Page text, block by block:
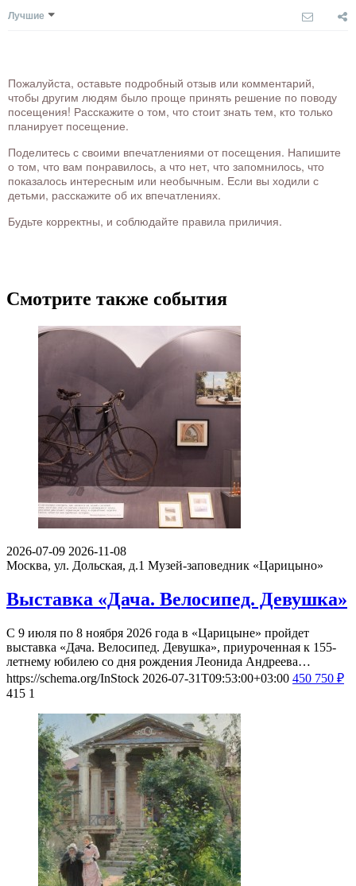
Лучшие
Пожалуйста, оставьте подробный отзыв или комментарий,
чтобы другим людям было проще принять решение по поводу
посещения! Расскажите о том, что стоит знать тем, кто только
планирует посещение.
Поделитесь с своими впечатлениями от посещения. Напишите
о том, что вам понравилось, а что нет, что запомнилось, что
показалось интересным или необычным. Если вы ходили с
детьми, расскажите об их впечатлениях.
Будьте корректны, и соблюдайте правила приличия.
Смотрите также события
2026-07-09 2026-11-08
Москва, ул. Дольская, д.1 Музей-заповедник «Царицыно»
Выставка «Дача. Велосипед. Девушка»
С 9 июля по 8 ноября 2026 года в «Царицыне» пройдет
выставка «Дача. Велосипед. Девушка», приуроченная к 155-
летнему юбилею со дня рождения Леонида Андреева…
https://schema.org/InStock 2026-07-31T09:53:00+03:00 450 750 ₽
415 1